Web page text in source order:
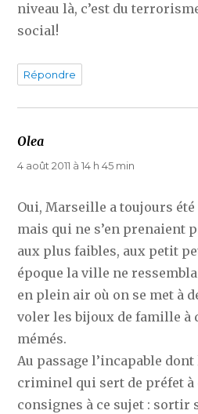
niveau là, c’est du
social!
Répondre
Olea
4 août 2011 à 14 h 45 min
Oui, Marseille a toujours
mais qui ne s’en prenaient
aux plus faibles, aux petit
époque la ville ne
en plein air où on se met à
voler les bijoux de famille à
mémés.
Au passage l’incapable
criminel qui sert de préfet à
consignes à ce sujet : sortir